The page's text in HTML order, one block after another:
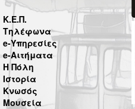
Κ.Ε.Π.
Τηλέφωνα
e-Υπηρεσίες
e-Αιτήματα
Η Πόλη
Ιστορία
Κνωσός
Μουσεία